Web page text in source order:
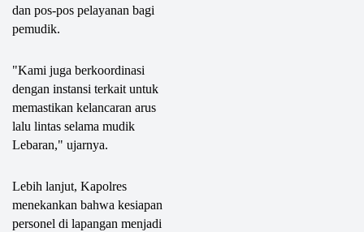
dan pos-pos pelayanan bagi
pemudik.
"Kami juga berkoordinasi
dengan instansi terkait untuk
memastikan kelancaran arus
lalu lintas selama mudik
Lebaran," ujarnya.
Lebih lanjut, Kapolres
menekankan bahwa kesiapan
personel di lapangan menjadi